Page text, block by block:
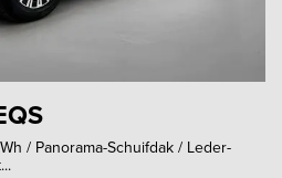
/ Panorama-Schuifdak / Leder-